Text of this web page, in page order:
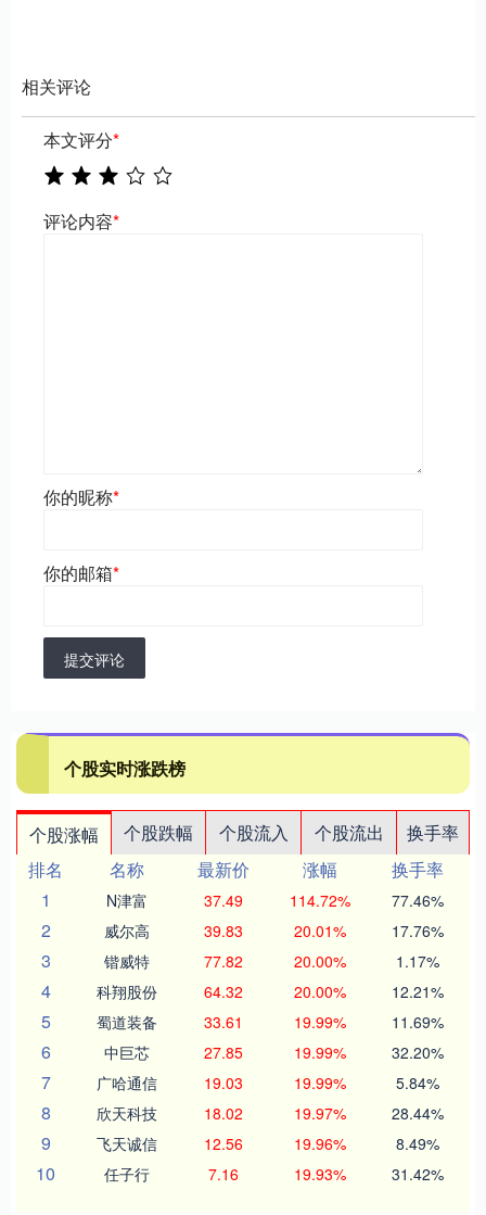
相关评论
本文评分*
评论内容*
你的昵称*
你的邮箱*
提交评论
个股实时涨跌榜
个股涨幅 个股跌幅 个股流入 个股流出
换手率
排名
名称 最新价 涨幅
换手率
1
N津富 37.49 114.72% 77.46%
2 威尔高 39.83 20.01% 17.76%
3 锴威特 77.82 20.00% 1.17%
4 科翔股份 64.32 20.00% 12.21%
5 蜀道装备 33.61 19.99% 11.69%
6 中巨芯 27.85 19.99% 32.20%
7 广哈通信 19.03 19.99% 5.84%
8 欣天科技 18.02 19.97% 28.44%
9 飞天诚信 12.56 19.96% 8.49%
10 任子行 7.16 19.93% 31.42%